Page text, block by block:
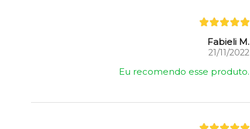
Fabieli M.
21/11/2022
Eu recomendo esse produto.